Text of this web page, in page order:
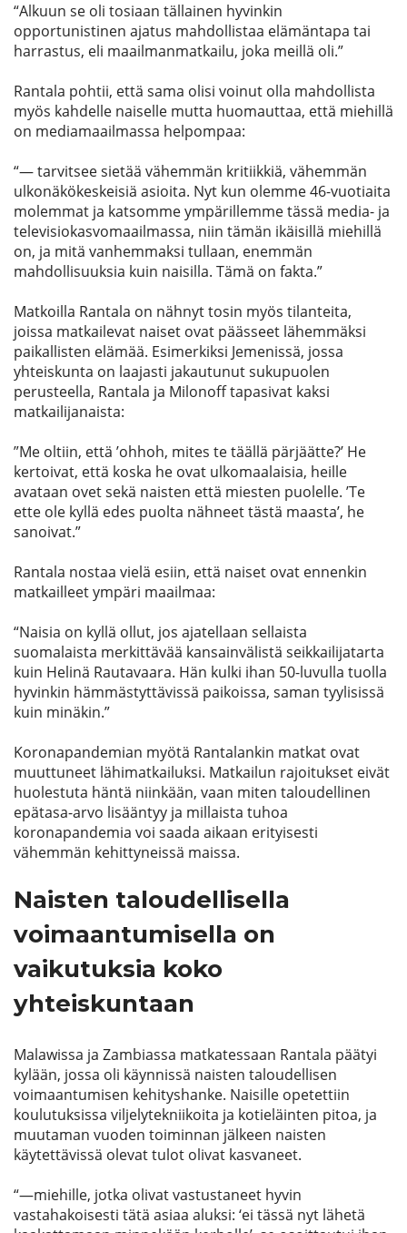
“Alkuun se oli tosiaan tällainen hyvinkin
opportunistinen ajatus mahdollistaa elämäntapa tai
harrastus, eli maailmanmatkailu, joka meillä oli.”
Rantala pohtii, että sama olisi voinut olla mahdollista
myös kahdelle naiselle mutta huomauttaa, että miehillä
on mediamaailmassa helpompaa:
“—tarvitsee sietää vähemmän kritiikkiä, vähemmän
ulkonäkökeskeisiä asioita. Nyt kun olemme 46-vuotiaita
molemmat ja katsomme ympärillemme tässä media- ja
televisiokasvomaailmassa, niin tämän ikäisillä miehillä
on, ja mitä vanhemmaksi tullaan, enemmän
mahdollisuuksia kuin naisilla. Tämä on fakta.”
Matkoilla Rantala on nähnyt tosin myös tilanteita,
joissa matkailevat naiset ovat päässeet lähemmäksi
paikallisten elämää. Esimerkiksi Jemenissä, jossa
yhteiskunta on laajasti jakautunutsukupuolen
perusteella, Rantala ja Milonoff tapasivat kaksi
matkailijanaista:
”Me oltiin, että ’ohhoh, mites te täällä pärjäätte?’ He
kertoivat, että koska he ovat ulkomaalaisia, heille
avataan ovet sekä naisten että miesten puolelle. ’Te
ette ole kyllä edes puolta nähneet tästä maasta’, he
sanoivat.”
Rantala nostaa vielä esiin, että naiset ovat ennenkin
matkailleet ympäri maailmaa:
“Naisia on kyllä ollut, jos ajatellaan sellaista
suomalaista merkittävää kansainvälistä seikkailijatarta
kuin Helinä Rautavaara. Hän kulki ihan 50-luvulla tuolla
hyvinkin hämmästyttävissä paikoissa, saman tyylisissä
kuin minäkin.”
Koronapandemian myötä Rantalankin matkat ovat
muuttuneet lähimatkailuksi. Matkailun rajoitukset eivät
huolestuta häntä niinkään, vaan miten taloudellinen
epätasa-arvo lisääntyy ja millaista tuhoa
koronapandemia voi saada aikaan erityisesti
vähemmän kehittyneissä maissa.
Naisten taloudellisella
voimaantumisella on
vaikutuksia koko
yhteiskuntaan
Malawissa ja Zambiassa matkatessaan Rantala päätyi
kylään, jossa oli käynnissä naisten taloudellisen
voimaantumisen kehityshanke. Naisille opetettiin
koulutuksissa viljelytekniikoita ja kotieläinten pitoa, ja
muutaman vuoden toiminnan jälkeen naisten
käytettävissä olevat tulot olivat kasvaneet.
“—miehille, jotka olivat vastustaneet hyvin
vastahakoisesti tätä asiaa aluksi: ‘ei tässä nyt lähetä